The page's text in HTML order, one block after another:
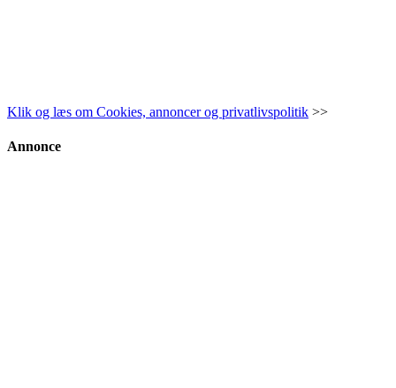
Klik og læs om Cookies, annoncer og privatlivspolitik >>
Annonce